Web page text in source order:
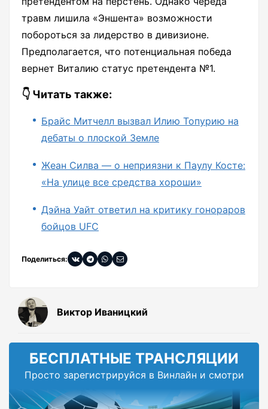
травм лишила «Эншента» возможности
побороться за лидерство в дивизионе.
Предполагается, что потенциальная победа
вернет Виталию статус претендента №1.
👇 Читать также:
Брайс Митчелл вызвал Илию Топурию на
дебаты о плоской Земле
Жеан Силва — о неприязни к Паулу Косте:
«На улице все средства хороши»
Дэйна Уайт ответил на критику гонораров
бойцов UFC
Поделиться:
Виктор Иваницкий
БЕСПЛАТНЫЕ ТРАНСЛЯЦИИ
Просто зарегистрируйся в Винлайн и смотри